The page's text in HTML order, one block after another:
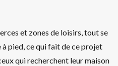
et zones de loisirs, tout se
pied, ce qui fait de ce projet
qui recherchent leur maison